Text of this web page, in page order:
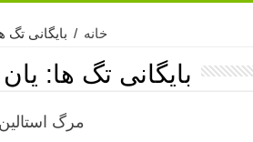
خانه / بایگانی تگ
بایگانی تگ ها:
مرگ استالین